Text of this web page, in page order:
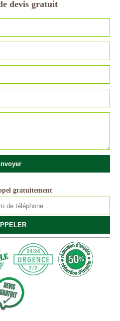
devis gratuit
gratuitement